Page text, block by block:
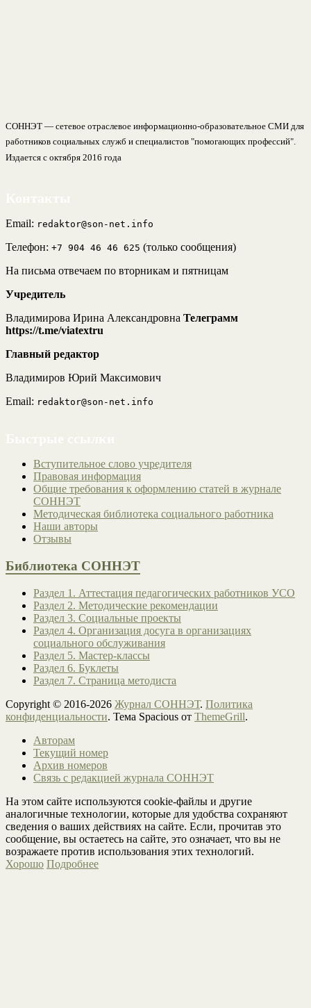
СОННЭТ — сетевое отраслевое информационно-образовательное СМИ для
работников социальных служб и специалистов "помогающих профессий".
Издается с октября 2016 года
Email: redaktor@son-net.info
Телефон: +7 904 46 46 625 (только сообщения)
На письма отвечаем по вторникам и пятницам
Учредитель
Владимирова Ирина Александровна Телеграмм
https://t.me/viatextru
Главный редактор
Владимиров Юрий Максимович
Email: redaktor@son-net.info
Вступительное слово учредителя
Правовая информация
Общие требования к оформлению статей в журнале
СОННЭТ
Методическая библиотека социального работника
Наши авторы
Отзывы
Библиотека СОННЭТ
Раздел 1. Аттестация педагогических работников УСО
Раздел 2. Методические рекомендации
Раздел 3. Социальные проекты
Раздел 4. Организация досуга в организациях
социального обслуживания
Раздел 5. Мастер-классы
Раздел 6. Буклеты
Раздел 7. Страница методиста
Copyright © 2016-2026 Журнал СОННЭТ. Политика
конфиденциальности. Тема Spacious от ThemeGrill.
Авторам
Текущий номер
Архив номеров
Связь с редакцией журнала СОННЭТ
На этом сайте используются cookie-файлы и другие
аналогичные технологии, которые для удобства сохраняют
сведения о ваших действиях на сайте. Если, прочитав это
сообщение, вы остаетесь на сайте, это означает, что вы не
возражаете против использования этих технологий.
Хорошо Подробнее